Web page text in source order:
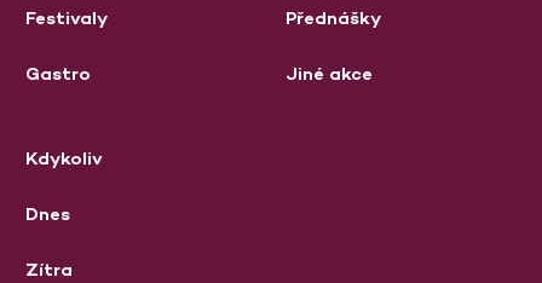
Festivaly
Gastro
Přednášky
Jiné akce
Kdykoliv
Dnes
Zítra